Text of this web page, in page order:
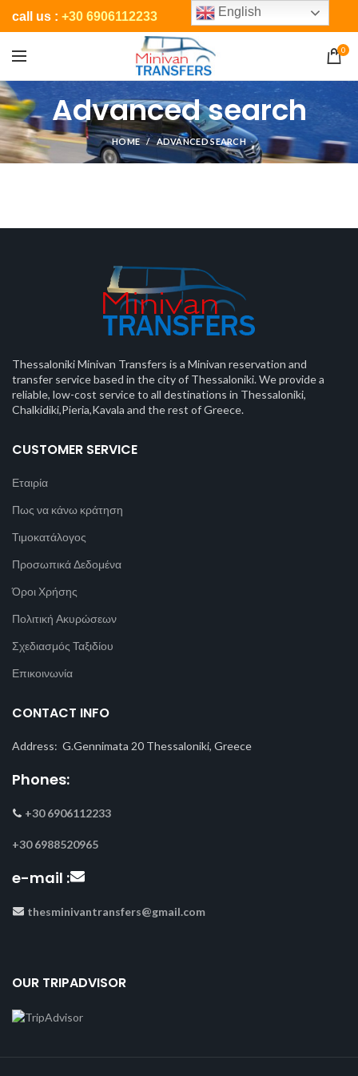
call us : +30 6906112233
0
Advanced search
HOME ADVANCED SEARCH
Thessaloniki Minivan Transfers is a Minivan reservation and
transfer service based in the city of Thessaloniki. We provide a
reliable, low-cost service to all destinations in Thessaloniki,
Chalkidiki,Pieria,Kavala and the rest of Greece.
CUSTOMER SERVICE
Εταιρία
Πως να κάνω κράτηση
Τιμοκατάλογος
Προσωπικά Δεδομένα
Όροι Χρήσης
Πολιτική Ακυρώσεων
Σχεδιασμός Ταξιδίου
Επικοινωνία
CONTACT INFO
Address: G.Gennimata 20 Thessaloniki, Greece
Phones:
+30 6906112233
+30 6988520965
e-mail :
thesminivantransfers@gmail.com
OUR TRIPADVISOR
English